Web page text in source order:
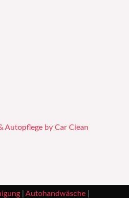
Autopflege by Car Clean
| Autohandwäsche|